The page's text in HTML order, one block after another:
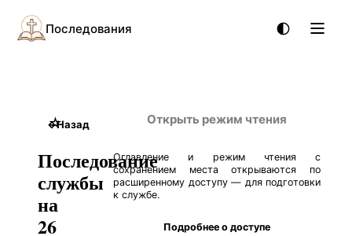
Последования
←Назад
☆
Последование
службы
на
26
Открыть режим чтения
Оглавление и режим чтения с
сохранением места открываются по
расширенному доступу — для подготовки
к службе.
Подробнее о доступе